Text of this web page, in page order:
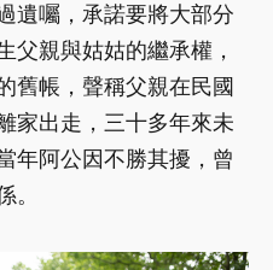
遺囑，承諾要將大部分
父親與姑姑的繼承權，
舊帳，聲稱父親在民國
家出走，三十多年來未
年阿公因不勝其擾，曾
。